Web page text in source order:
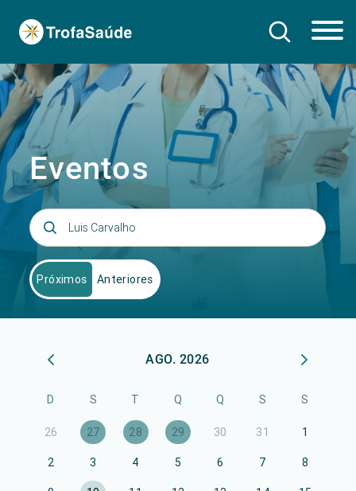
Eventos
Próximos Anteriores
AGO. 2026
D S T Q Q S S
26 27 28 29 30 31 1
2 3 4 5 6 7 8